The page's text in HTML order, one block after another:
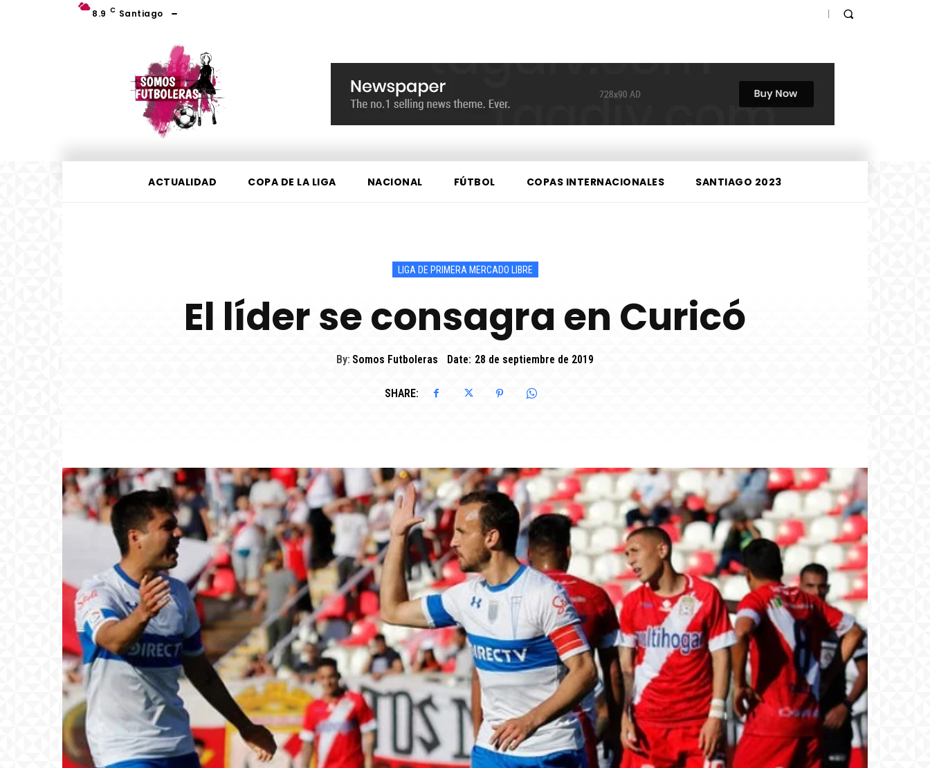
8.9 C Santiago
ACTUALIDAD COPA DE LA LIGA NACIONAL FÚTBOL COPAS INTERNACIONALES SANTIAGO 2023
LIGA DE PRIMERA MERCADO LIBRE
El líder se consagra en Curicó
By: Somos Futboleras Date: 28 de septiembre de 2019
SHARE: